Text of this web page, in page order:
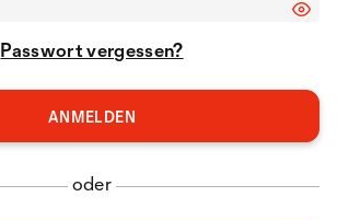
Passwort vergessen?
oder